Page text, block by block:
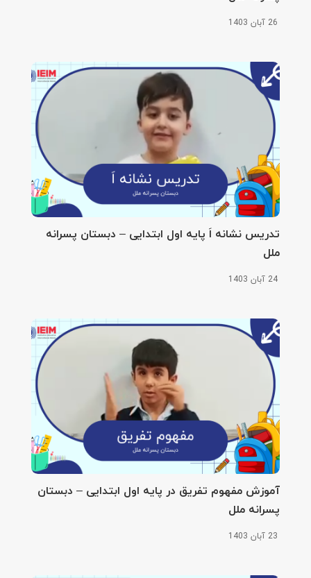
26 آبان 1403
تدریس نشانه اَ پایه اول ابتدایی – دبستان پسرانه
ملل
24 آبان 1403
آموزش مفهوم تفریق در پایه اول ابتدایی – دبستان
پسرانه ملل
23 آبان 1403